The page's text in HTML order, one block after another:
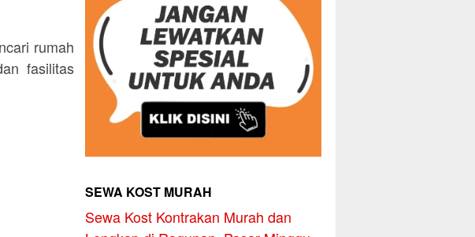
rumah
fasilitas
SEWA KOST MURAH
Sewa Kost Kontrakan Murah dan